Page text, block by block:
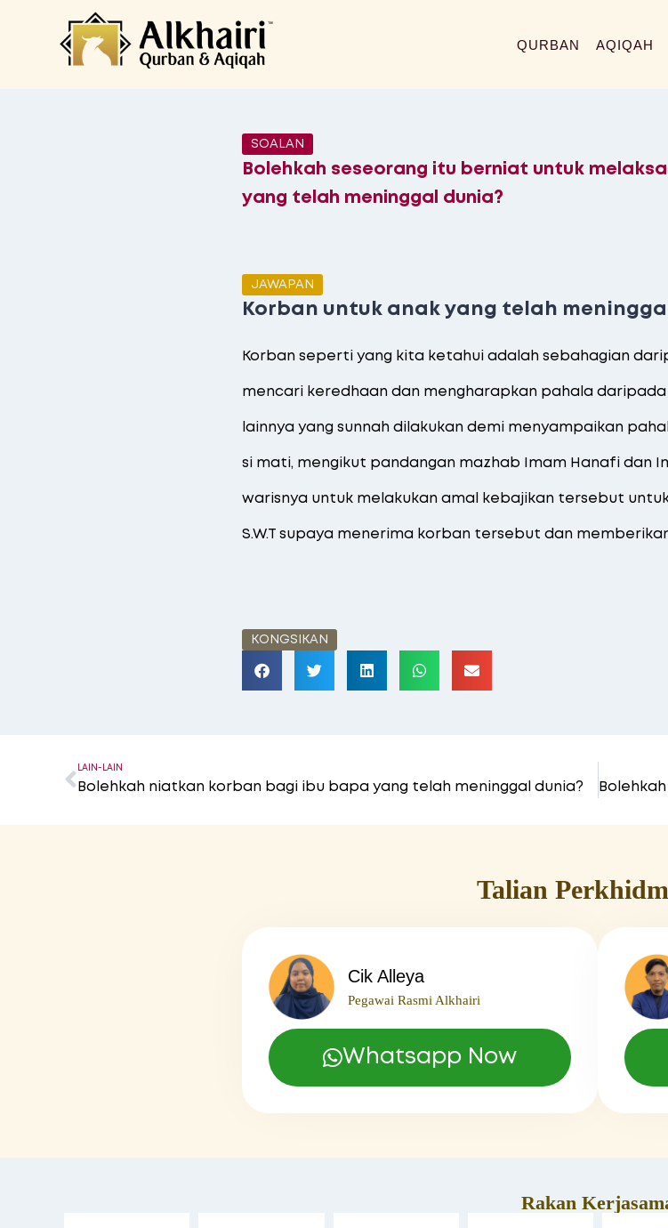
QURBAN AQIQAH
SOALAN
Bolehkah seseorang itu berniat untuk
yang telah meninggal dunia?
JAWAPAN
Korban untuk anak yang telah
Korban seperti yang kita ketahui adalah sebahagian
mencari keredhaan dan mengharapkan pahala daripada
lainnya yang sunnah dilakukan demi menyampaikan
si mati, mengikut pandangan mazhab Imam Hanafi dan
warisnya untuk melakukan amal kebajikan tersebut
S.W.T supaya menerima korban tersebut dan
KONGSIKAN
LAIN-LAIN
Bolehkah niatkan korban bagi ibu bapa yang telah meninggal dunia?
Talian
Cik Alleya
Pegawai Rasmi Alkhairi
Whatsapp Now
Rakan